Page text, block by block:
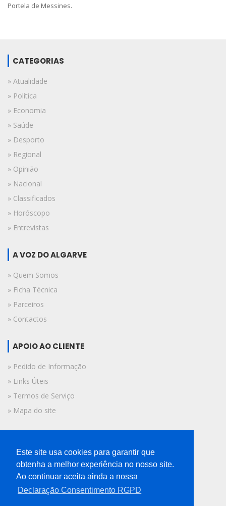
Portela de Messines.
CATEGORIAS
» Atualidade
» Política
» Economia
» Saúde
» Desporto
» Regional
» Opinião
» Nacional
» Classificados
» Horóscopo
» Entrevistas
A VOZ DO ALGARVE
» Quem Somos
» Ficha Técnica
» Parceiros
» Contactos
APOIO AO CLIENTE
» Pedido de Informação
» Links Úteis
» Termos de Serviço
» Mapa do site
© 2019 A Voz do Algarve.
Todos os direitos reservados.
Este site usa cookies para garantir que
obtenha a melhor experiência no nosso site.
Ao continuar aceita ainda a nossa
Declaração Consentimento RGPD